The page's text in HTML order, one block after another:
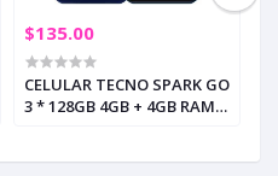
$135.00
CELULAR TECNO SPARK GO
3 * 128GB 4GB + 4GB RAM